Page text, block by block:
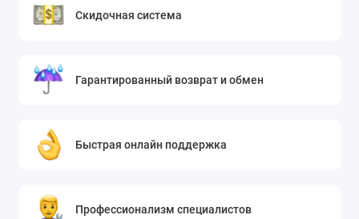
Скидочная система
Гарантированный возврат и обмен
Быстрая онлайн поддержка
Профессионализм специалистов